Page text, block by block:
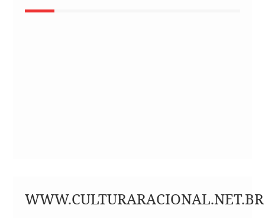
WWW.CULTURARACIONAL.NET.BR